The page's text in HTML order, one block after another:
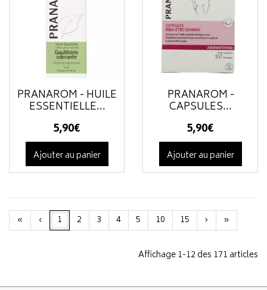
PRANAROM - HUILE
ESSENTIELLE...
5,90€
Ajouter au panier
PRANAROM -
CAPSULES...
5,90€
Ajouter au panier
« ‹ 1 2 3 4 5 10 15 › »
Affichage 1-12 des 171 articles